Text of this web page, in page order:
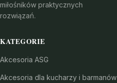
miłośników praktycznych
rozwiązań.
KATEGORIE
Akcesoria ASG
Akcesoria dla kucharzy i barmanów